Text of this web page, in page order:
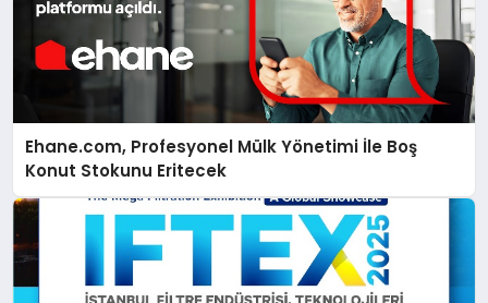
Ehane.com, Profesyonel Mülk Yönetimi İle Boş
Konut Stokunu Eritecek